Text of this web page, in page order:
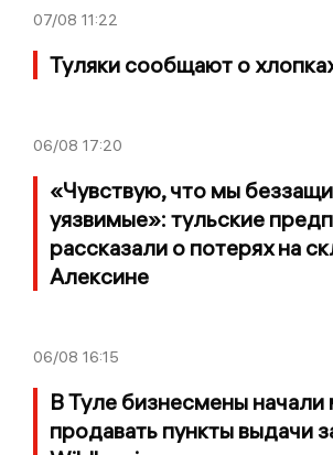
07/08 11:22
Туляки сообщают о
06/08 17:20
«Чувствую, что мы
уязвимые»: тульские
рассказали о потерях на
Алексине
06/08 16:15
В Туле бизнесмены начали
продавать пункты выдачи